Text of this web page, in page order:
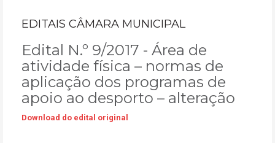
EDITAIS CÂMARA MUNICIPAL
Edital N.º 9/2017 - Área de
atividade física – normas de
aplicação dos programas de
apoio ao desporto – alteração
Download do edital original